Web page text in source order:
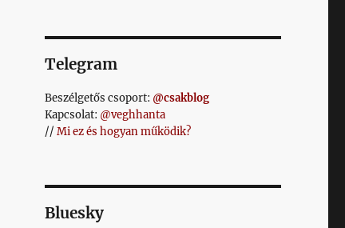
Telegram
Beszélgetős csoport: @csakblog
Kapcsolat: @veghhanta
// Mi ez és hogyan működik?
Bluesky